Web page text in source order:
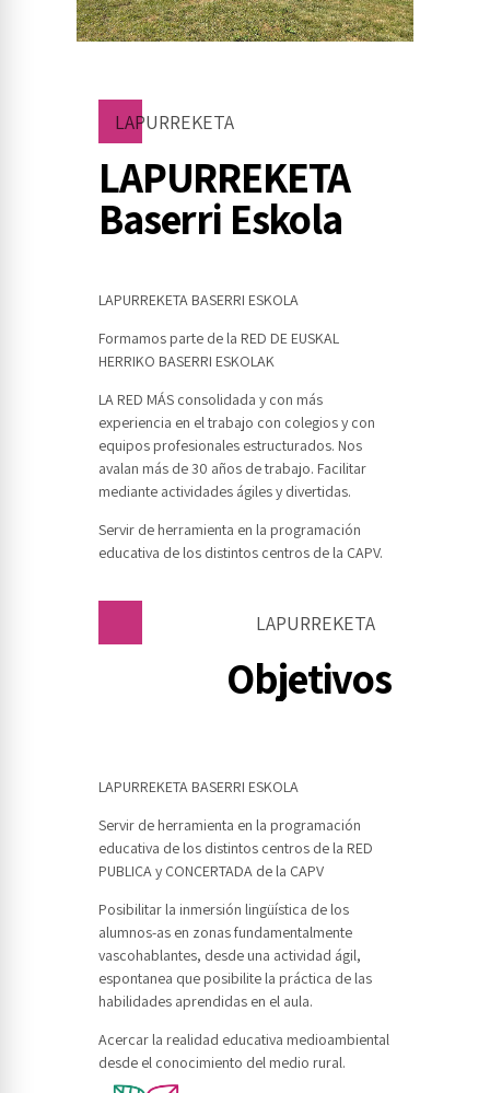
LAPURREKETA
LAPURREKETA
Baserri Eskola
LAPURREKETA BASERRI ESKOLA
Formamos parte de la RED DE EUSKAL
HERRIKO BASERRI ESKOLAK
LA RED MÁS consolidada y con más
experiencia en el trabajo con colegios y con
equipos profesionales estructurados. Nos
avalan más de 30 años de trabajo. Facilitar
mediante actividades ágiles y divertidas.
Servir de herramienta en la programación
educativa de los distintos centros de la CAPV.
LAPURREKETA
Objetivos
LAPURREKETA BASERRI ESKOLA
Servir de herramienta en la programación
educativa de los distintos centros de la RED
PUBLICA y CONCERTADA de la CAPV
Posibilitar la inmersión lingüística de los
alumnos-as en zonas fundamentalmente
vascohablantes, desde una actividad ágil,
espontanea que posibilite la práctica de las
habilidades aprendidas en el aula.
Acercar la realidad educativa medioambiental
desde el conocimiento del medio rural.